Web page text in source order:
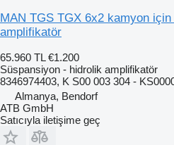
MAN TGS TGX 6x2 kamyon
amplifikatör
65.960 TL €1.200
Süspansiyon - hidrolik amplifikatör
8346974403, K S00 003 304 -
Almanya, Bendorf
ATB GmbH
Satıcıyla iletişime geç